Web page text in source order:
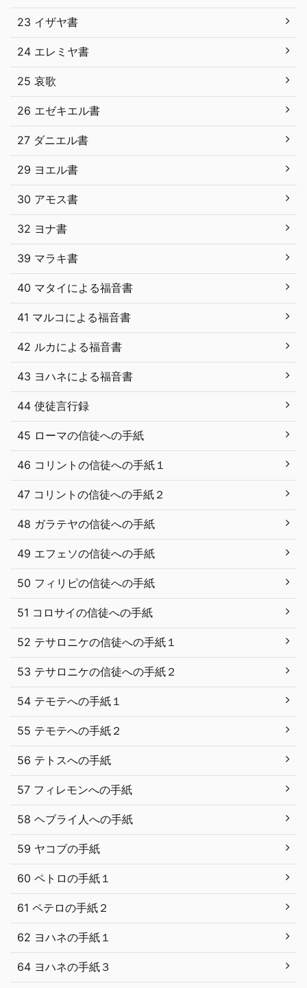
23 イザヤ書
24 エレミヤ書
25 哀歌
26 エゼキエル書
27 ダニエル書
29 ヨエル書
30 アモス書
32 ヨナ書
39 マラキ書
40 マタイによる福音書
41 マルコによる福音書
42 ルカによる福音書
43 ヨハネによる福音書
44 使徒言行録
45 ローマの信徒への手紙
46 コリントの信徒への手紙１
47 コリントの信徒への手紙２
48 ガラテヤの信徒への手紙
49 エフェソの信徒への手紙
50 フィリピの信徒への手紙
51 コロサイの信徒への手紙
52 テサロニケの信徒への手紙１
53 テサロニケの信徒への手紙２
54 テモテへの手紙１
55 テモテへの手紙２
56 テトスへの手紙
57 フィレモンへの手紙
58 ヘブライ人への手紙
59 ヤコブの手紙
60 ペトロの手紙１
61 ペテロの手紙２
62 ヨハネの手紙１
64 ヨハネの手紙３